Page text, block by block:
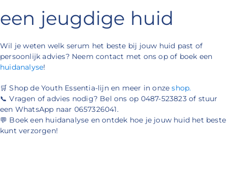
een jeugdige huid
Wil je weten welk serum het beste bij jouw huid past of
persoonlijk advies? Neem contact met ons op of boek een
huidanalyse!
🛒 Shop de Youth Essentia-lijn en meer in onzeshop.
📞 Vragen of advies nodig? Bel ons op 0487-523823 of stuur
een WhatsApp naar 0657326041.
💬 Boek een huidanalyse en ontdek hoe je jouw huid het beste
kunt verzorgen!